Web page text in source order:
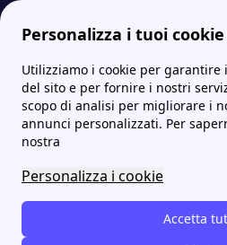
Personalizza i tuoi cookie
Utilizziamo i cookie per
del sito e per fornire i nostri
scopo di analisi per migliorare i
annunci personalizzati. Per
nostra
Personalizza i cookie
Accetta
Papernest.it MoreEstra
Estra secondo
opinioni online
app e supporto